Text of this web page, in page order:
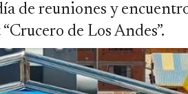
de reuniones y
de Los Andes”.